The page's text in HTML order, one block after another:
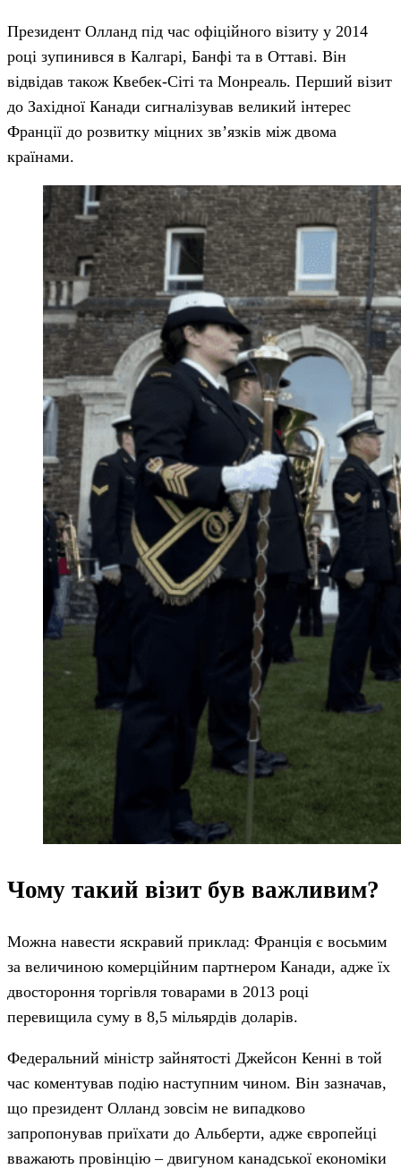
Президент Олланд під час офіційного візиту у 2014
році зупинився в Калгарі, Банфі та в Оттаві. Він
відвідав також Квебек-Сіті та Монреаль. Перший візит
до Західної Канади сигналізував великий інтерес
Франції до розвитку міцних зв’язків між двома
країнами.
Чому такий візит був важливим?
Можна навести яскравий приклад: Франція є восьмим
за величиною комерційним партнером Канади, адже їх
двостороння торгівля товарами в 2013 році
перевищила суму в 8,5 мільярдів доларів.
Федеральний міністр зайнятості Джейсон Кенні в той
час коментував подію наступним чином. Він зазначав,
що президент Олланд зовсім не випадково
запропонував приїхати до Альберти, адже європейці
вважають провінцію – двигуном канадської економіки